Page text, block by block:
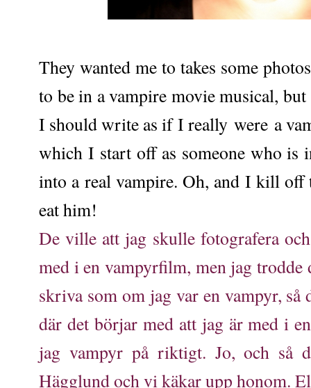
They wanted me to takes some
to be in a vampire movie musical,
I should write as if I really were a
which I start off as someone who is
into a real vampire. Oh, and I kill off
eat him!
De ville att jag skulle fotografera
med i en vampyrfilm, men jag
skriva som om jag var en vampyr,
där det börjar med att jag är med i
jag vampyr på riktigt. Jo, och så
Hägglund och vi käkar upp honom.